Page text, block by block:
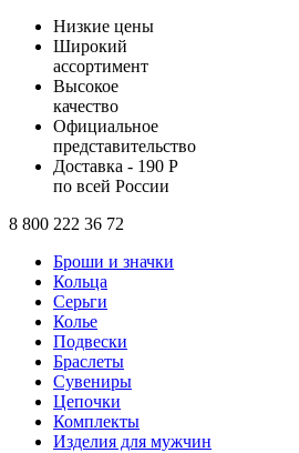
Низкие цены
Широкий
ассортимент
Высокое
качество
Официальное
представительство
Доставка - 190 Р
по всей России
8 800 222 36 72
Броши и значки
Кольца
Серьги
Колье
Подвески
Браслеты
Сувениры
Цепочки
Комплекты
Изделия для мужчин